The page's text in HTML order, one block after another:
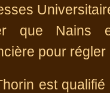
que Nains
pour régler
est